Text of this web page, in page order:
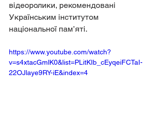
відеоролики, рекомендовані
Українським інститутом
національної пам’яті.
https://www.youtube.com/watch?
v=s4xtacGmlK0&list=PLitKIb_cEyqeiFCTaI-
22OJlaye9RY-iE&index=4